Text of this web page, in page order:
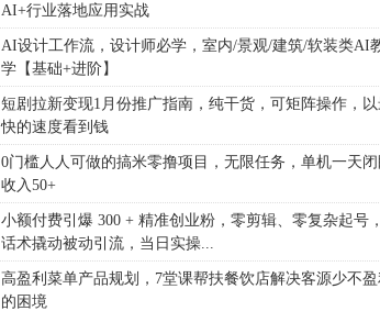
AI+行业落地应用实战
AI设计工作流，设计师必学，室内/景观/建筑/软装类AI
学【基础+进阶】
短剧拉新变现1月份推广指南，纯干货，可矩阵操作，
快的速度看到钱
0门槛人人可做的搞米零撸项目，无限任务，单机一天闭
收入50+
小额付费引爆 300 + 精准创业粉，零剪辑、零复杂起号，
话术撬动被动引流，当日实操...
高盈利菜单产品规划，7堂课帮扶餐饮店解决客源少不盈
的困境